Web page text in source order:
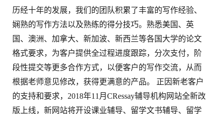
历经十年的发展，我们的团队积累了丰富的写作经验、
娴熟的写作方法以及熟练的得分技巧。熟悉美国、英
国、澳洲、加拿大、新加波、新西兰等各国大学的论文
格式要求，为客户提供全过程进度跟踪，分次支付，阶
段性提交等更多合作方式，以便客户的写作交流，从而
根据老师意见修改，获得更满意的产品。 正因新老客户
的支持和要求，2018年11月CRessay辅导机构网站全新改
版上线，新网站将开设课业辅导、留学文书辅导、留学